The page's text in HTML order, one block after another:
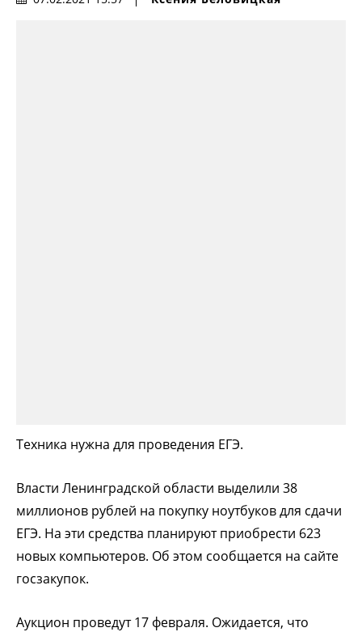
Техника нужна для проведения ЕГЭ.
Власти Ленинградской области выделили 38
миллионов рублей на покупку ноутбуков для сдачи
ЕГЭ. На эти средства планируют приобрести 623
новых компьютеров. Об этом сообщается на сайте
госзакупок.
Аукцион проведут 17 февраля. Ожидается, что